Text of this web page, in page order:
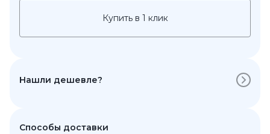
Купить в 1 клик
Нашли дешевле?
Способы доставки